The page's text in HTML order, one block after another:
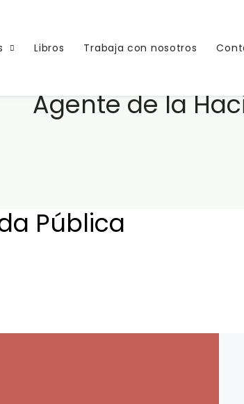
Libros Trabaja con nosotros
Agente de la
Pública